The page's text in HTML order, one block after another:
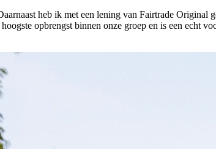
heb ik met een lening van Fairtrade
opbrengst binnen onze groep en is een echt